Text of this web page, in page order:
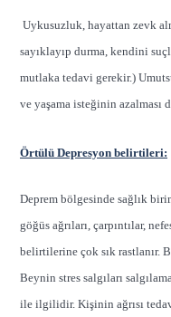
Uykusuzluk, hayattan zevk
sayıklayıp durma, kendini
mutlaka tedavi gerekir.)
ve yaşama isteğinin azalması
Örtülü Depresyon belirtileri:
Deprem bölgesinde sağlık
göğüs ağrıları, çarpıntılar,
belirtilerine çok sık
Beynin stres salgıları
ile ilgilidir. Kişinin ağrısı